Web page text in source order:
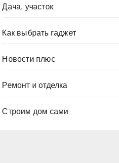
Дача, участок
Как выбрать гаджет
Новости плюс
Ремонт и отделка
Строим дом сами